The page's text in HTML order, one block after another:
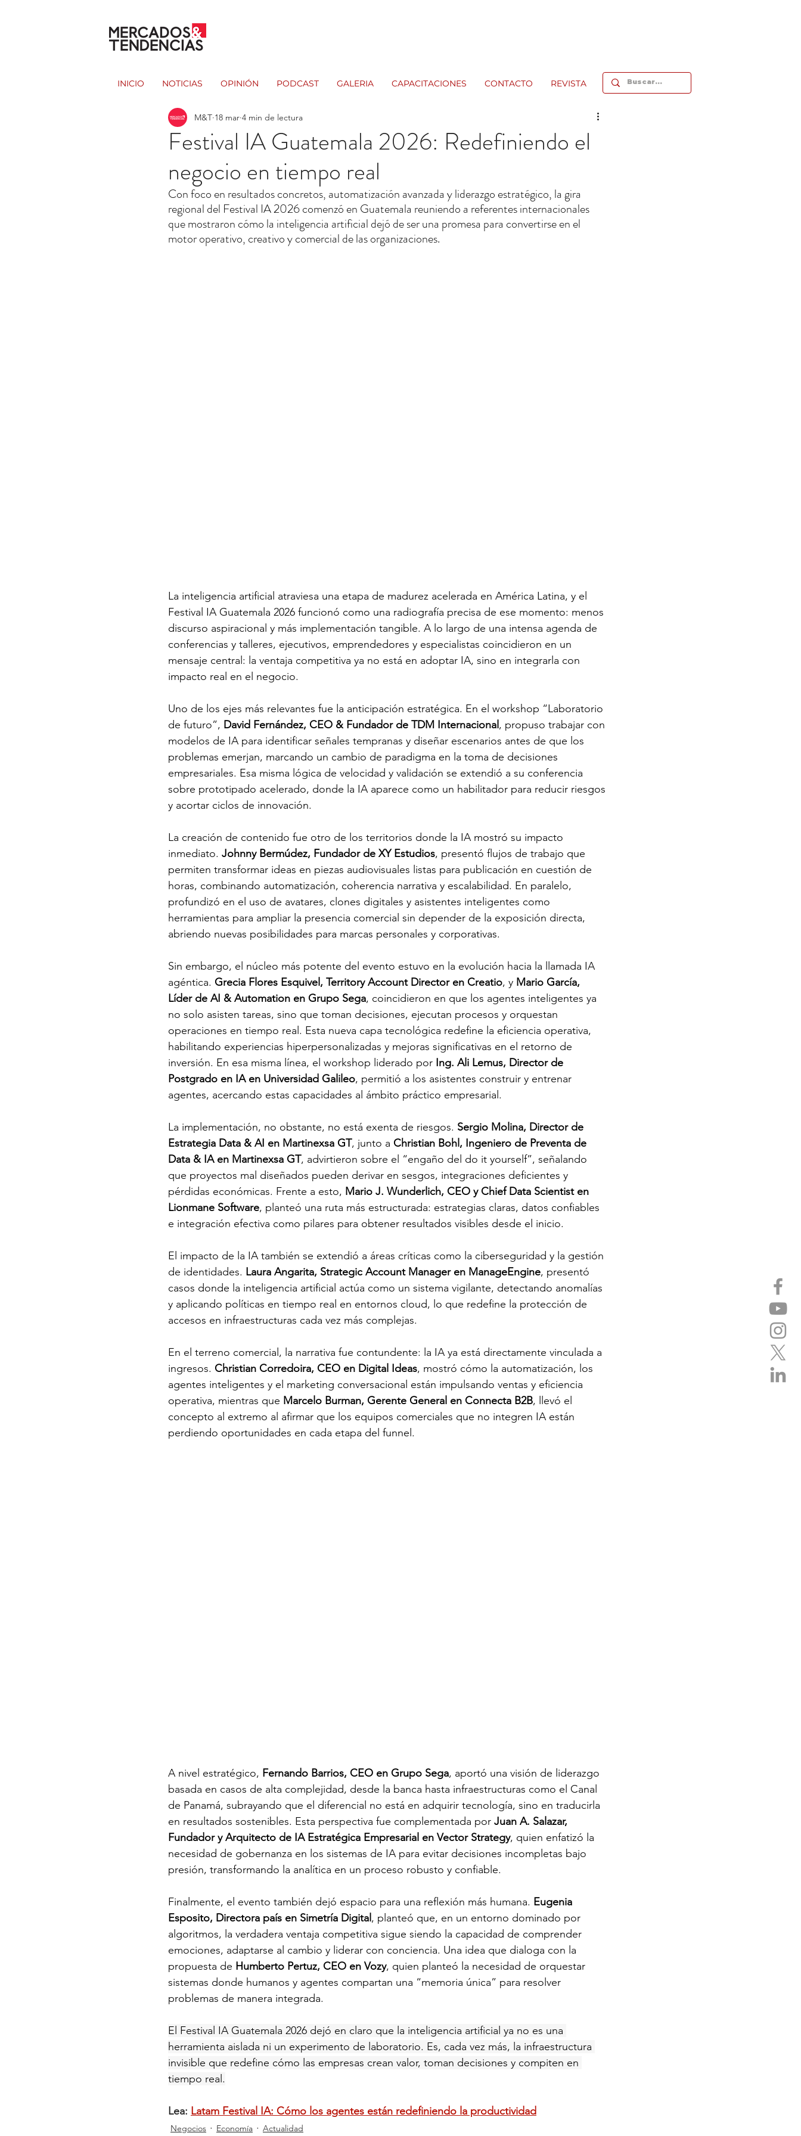
INICIO NOTICIAS OPINIÓN PODCAST GALERIA CAPACITACIONES CONTACTO REVISTA
Festival IA Guatemala 2026: Redefiniendo el
negocio en tiempo real
M&T 18 mar 4 min de lectura
Con foco en resultados concretos, automatización avanzada y liderazgo estratégico, la gira
regional del Festival IA 2026 comenzó en Guatemala reuniendo a referentes internacionales
que mostraron cómo la inteligencia artificial dejó de ser una promesa para convertirse en el
motor operativo, creativo y comercial de las organizaciones.
La inteligencia artificial atraviesa una etapa de madurez acelerada en América Latina, y el
Festival IA Guatemala 2026 funcionó como una radiografía precisa de ese momento: menos
discurso aspiracional y más implementación tangible. A lo largo de una intensa agenda de
conferencias y talleres, ejecutivos, emprendedores y especialistas coincidieron en un
mensaje central: la ventaja competitiva ya no está en adoptar IA, sino en integrarla con
impacto real en el negocio.
Uno de los ejes más relevantes fue la anticipación estratégica. En el workshop “Laboratorio
de futuro”, David Fernández, CEO & Fundador de TDM Internacional , propuso trabajar con
modelos de IA para identificar señales tempranas y diseñar escenarios antes de que los
problemas emerjan, marcando un cambio de paradigma en la toma de decisiones
empresariales. Esa misma lógica de velocidad y validación se extendió a su conferencia
sobre prototipado acelerado, donde la IA aparece como un habilitador para reducir riesgos
y acortar ciclos de innovación.
La creación de contenido fue otro de los territorios donde la IA mostró su impacto
inmediato. Johnny Bermúdez, Fundador de XY Estudios, presentó flujos de trabajo que
permiten transformar ideas en piezas audiovisuales listas para publicación en cuestión de
horas, combinando automatización, coherencia narrativa y escalabilidad. En paralelo,
profundizó en el uso de avatares, clones digitales y asistentes inteligentes como
herramientas para ampliar la presencia comercial sin depender de la exposición directa,
abriendo nuevas posibilidades para marcas personales y corporativas.
Sin embargo, el núcleo más potente del evento estuvo en la evolución hacia la llamada IA
agéntica. Grecia Flores Esquivel, Territory Account Director en Creatio, y Mario García,
Líder de AI & Automation en Grupo Sega, coincidieron en que los agentes inteligentes ya
no solo asisten tareas, sino que toman decisiones, ejecutan procesos y orquestan
operaciones en tiempo real. Esta nueva capa tecnológica redefine la eficiencia operativa,
habilitando experiencias hiperpersonalizadas y mejoras significativas en el retorno de
inversión. En esa misma línea, el workshop liderado por Ing. Ali Lemus, Director de
Postgrado en IA en Universidad Galileo, permitió a los asistentes construir y entrenar
agentes, acercando estas capacidades al ámbito práctico empresarial.
La implementación, no obstante, no está exenta de riesgos. Sergio Molina, Director de
Estrategia Data & AI en Martinexsa GT, junto a Christian Bohl, Ingeniero de Preventa de
Data & IA en Martinexsa GT, advirtieron sobre el “engaño del do it yourself”, señalando
que proyectos mal diseñados pueden derivar en sesgos, integraciones deficientes y
pérdidas económicas. Frente a esto, Mario J. Wunderlich, CEO y Chief Data Scientist en
Lionmane Software, planteó una ruta más estructurada: estrategias claras, datos confiables
e integración efectiva como pilares para obtener resultados visibles desde el inicio.
El impacto de la IA también se extendió a áreas críticas como la ciberseguridad y la gestión
de identidades. Laura Angarita, Strategic Account Manager en ManageEngine, presentó
casos donde la inteligencia artificial actúa como un sistema vigilante, detectando anomalías
y aplicando políticas en tiempo real en entornos cloud, lo que redefine la protección de
accesos en infraestructuras cada vez más complejas.
En el terreno comercial, la narrativa fue contundente: la IA ya está directamente vinculada a
ingresos. Christian Corredoira, CEO en Digital Ideas, mostró cómo la automatización, los
agentes inteligentes y el marketing conversacional están impulsando ventas y eficiencia
operativa, mientras que Marcelo Burman, Gerente General en Connecta B2B, llevó el
concepto al extremo al afirmar que los equipos comerciales que no integren IA están
perdiendo oportunidades en cada etapa del funnel.
A nivel estratégico, Fernando Barrios, CEO en Grupo Sega, aportó una visión de liderazgo
basada en casos de alta complejidad, desde la banca hasta infraestructuras como el Canal
de Panamá, subrayando que el diferencial no está en adquirir tecnología, sino en traducirla
en resultados sostenibles. Esta perspectiva fue complementada por Juan A. Salazar,
Fundador y Arquitecto de IA Estratégica Empresarial en Vector Strategy, quien enfatizó la
necesidad de gobernanza en los sistemas de IA para evitar decisiones incompletas bajo
presión, transformando la analítica en un proceso robusto y confiable.
Finalmente, el evento también dejó espacio para una reflexión más humana. Eugenia
Esposito, Directora país en Simetría Digital , planteó que, en un entorno dominado por
algoritmos, la verdadera ventaja competitiva sigue siendo la capacidad de comprender
emociones, adaptarse al cambio y liderar con conciencia. Una idea que dialoga con la
propuesta de Humberto Pertuz, CEO en Vozy, quien planteó la necesidad de orquestar
sistemas donde humanos y agentes compartan una “memoria única” para resolver
problemas de manera integrada.
El Festival IA Guatemala 2026 dejó en claro que la inteligencia artificial ya no es una
herramienta aislada ni un experimento de laboratorio. Es, cada vez más, la infraestructura
invisible que redefine cómo las empresas crean valor, toman decisiones y compiten en
tiempo real.
Lea: Latam Festival IA: Cómo los agentes están redefiniendo la productividad
Negocios Economía Actualidad